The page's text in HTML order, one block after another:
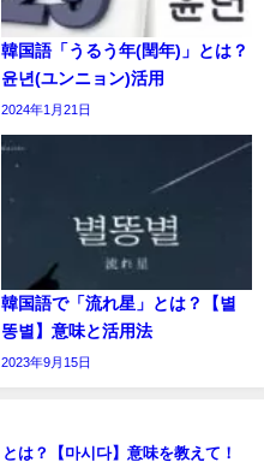
韓国語「うるう年(閏年)」とは？
윤년(ユンニョン)活用
2024年1月21日
韓国語で「流れ星」とは？【별
똥별】意味と活用法
2023年9月15日
は？【마시다】意味を教えて！